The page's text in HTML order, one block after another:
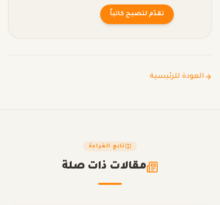
تقدّم لتصبح كاتباً
العودة للرئيسية
تابع القراءة
مقالات ذات صلة